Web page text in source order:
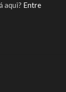
aqui? Entre